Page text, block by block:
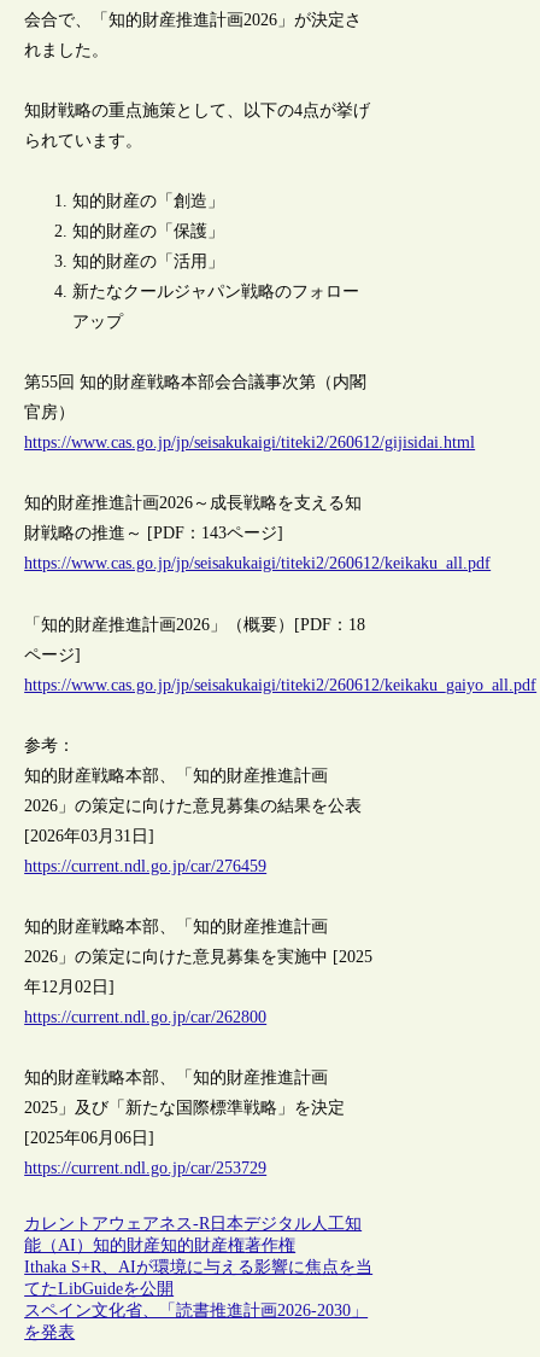
会合で、「知的財産推進計画2026」が決定さ
れました。
知財戦略の重点施策として、以下の4点が挙げ
られています。
知的財産の「創造」
知的財産の「保護」
知的財産の「活用」
新たなクールジャパン戦略のフォロー
アップ
第55回 知的財産戦略本部会合議事次第（内閣
官房）
https://www.cas.go.jp/jp/seisakukaigi/titeki2/260612/gijisidai.html
知的財産推進計画2026～成長戦略を支える知
財戦略の推進～ [PDF：143ページ]
https://www.cas.go.jp/jp/seisakukaigi/titeki2/260612/keikaku_all.pdf
「知的財産推進計画2026」（概要）[PDF：18
ページ]
https://www.cas.go.jp/jp/seisakukaigi/titeki2/260612/keikaku_gaiyo_all.pdf
参考：
知的財産戦略本部、「知的財産推進計画
2026」の策定に向けた意見募集の結果を公表
[2026年03月31日]
https://current.ndl.go.jp/car/276459
知的財産戦略本部、「知的財産推進計画
2026」の策定に向けた意見募集を実施中 [2025
年12月02日]
https://current.ndl.go.jp/car/262800
知的財産戦略本部、「知的財産推進計画
2025」及び「新たな国際標準戦略」を決定
[2025年06月06日]
https://current.ndl.go.jp/car/253729
カレントアウェアネス-R日本デジタル人工知
能（AI）知的財産知的財産権著作権
Ithaka S+R、AIが環境に与える影響に焦点を当
てたLibGuideを公開
スペイン文化省、「読書推進計画2026-2030」
を発表